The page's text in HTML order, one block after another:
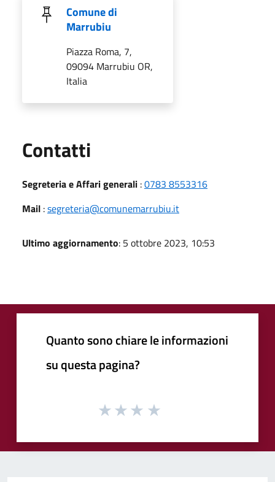
Comune di
Marrubiu
Piazza Roma, 7,
09094 Marrubiu OR,
Italia
Contatti
Segreteria e Affari generali :0783 8553316
Mail :segreteria@comunemarrubiu.it
Ultimo aggiornamento: 5 ottobre 2023, 10:53
Quanto sono chiare le informazioni
su questa pagina?